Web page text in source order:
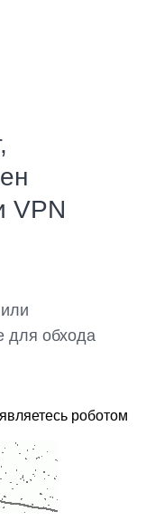
VPN
для обхода
роботом